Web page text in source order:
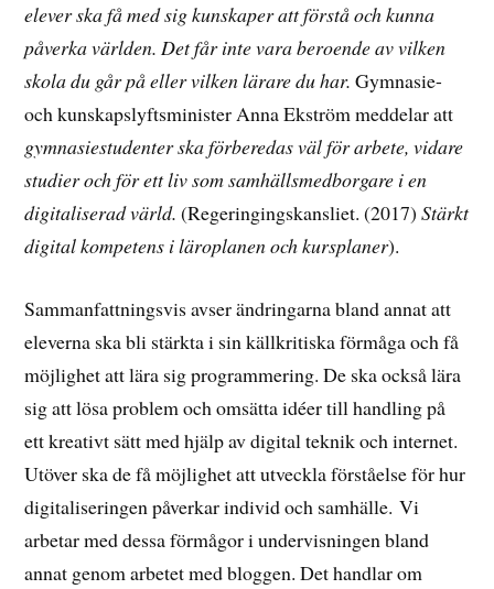
elever ska få med sig kunskaper att förstå och kunna
påverka världen. Det får inte vara beroende av vilken
skola du går på eller vilken lärare du har. Gymnasie-
och kunskapslyftsminister Anna Ekström meddelar att
gymnasiestudenter ska förberedas väl för arbete, vidare
studier och för ett liv som samhällsmedborgare i en
digitaliserad värld. (Regeringingskansliet. (2017)Stärkt
digital kompetens i läroplanen och kursplaner).
Sammanfattningsvis avser ändringarna bland annat att
eleverna ska bli stärkta i sin källkritiska förmåga och få
möjlighet att lära sig programmering. De ska också lära
sig att lösa problem och omsätta idéer till handling på
ett kreativt sätt med hjälp av digital teknik och internet.
Utöver ska de få möjlighet att utveckla förståelse för hur
digitaliseringen påverkar individ och samhälle. Vi
arbetar med dessa förmågor i undervisningen bland
annat genom arbetet med bloggen. Det handlar om